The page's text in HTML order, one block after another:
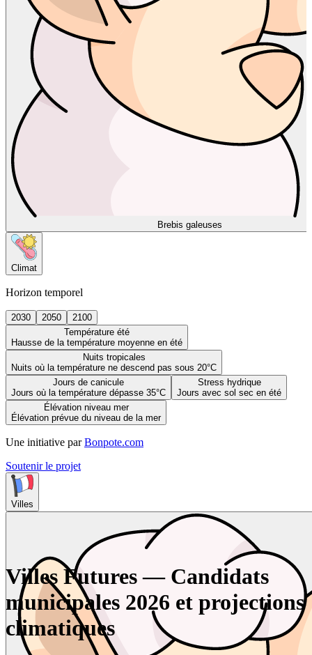
Brebis galeuses
Climat
Horizon temporel
2030 2050
2100
Température été
Hausse de la température moyenne en été
Nuits tropicales
Nuits où la température ne descend pas sous 20°C
Jours de canicule
Jours où la température dépasse 35°C
Stress hydrique
Jours avec sol sec en été
Élévation niveau mer
Élévation prévue du niveau de la mer
Une initiative par Bonpote.com
Soutenir le projet
Villes
Villes Futures — Candidats
municipales 2026 et projections
climatiques